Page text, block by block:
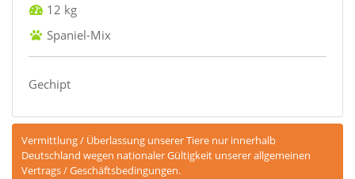
12 kg
Spaniel-Mix
Gechipt
Vermittlung / Überlassung unserer Tiere nur innerhalb
Deutschland wegen nationaler Gültigkeit unserer allgemeinen
Vertrags / Geschäftsbedingungen.